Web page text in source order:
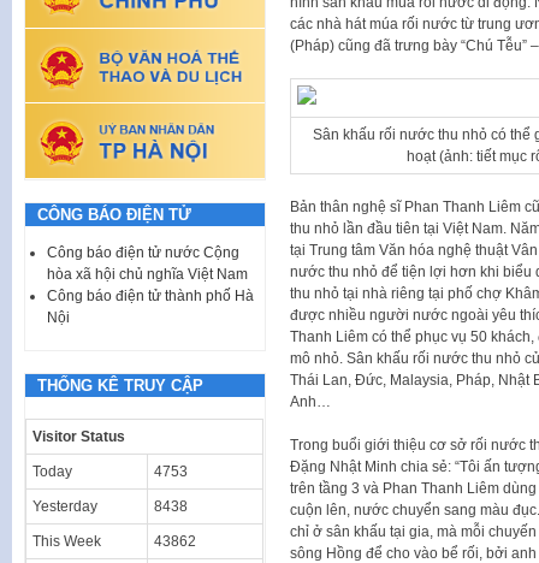
các nhà hát múa rối nước từ trung
(Pháp) cũng đã trưng bày “Chú Tễu”
Sân khấu rối nước thu nhỏ có thể
hoạt (ảnh: tiết mục
Bản thân nghệ sĩ Phan Thanh Liêm
thu nhỏ lần đầu tiên tại Việt Nam.
tại Trung tâm Văn hóa nghệ thuật
nước thu nhỏ để tiện lợi hơn khi biểu
thu nhỏ tại nhà riêng tại phố chợ
được nhiều người nước ngoài yêu
Thanh Liêm có thể phục vụ 50
mô nhỏ. Sân khấu rối nước thu nhỏ
Thái Lan, Đức, Malaysia, Pháp, Nhật
Anh…
Trong buổi giới thiệu cơ sở rối nước
Đặng Nhật Minh chia sẻ: “Tôi ấn
trên tầng 3 và Phan Thanh Liêm
cuộn lên, nước chuyển sang màu
chỉ ở sân khấu tại gia, mà mỗi
sông Hồng để cho vào bể rối, bởi
CÔNG BÁO ĐIỆN TỬ
Công báo điện tử nước Cộng
hòa xã hội chủ nghĩa Việt Nam
Công báo điện tử thành phố Hà
Nội
THỐNG KÊ TRUY CẬP
Visitor Status
Today 4753
Yesterday 8438
This Week 43862